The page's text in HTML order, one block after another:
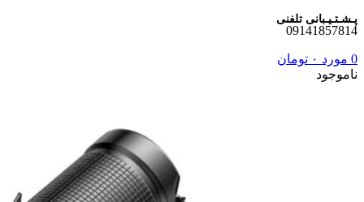
پـشـتـیـبانی تلفنی
09141857814
0 مورد ۰ تومان
ناموجود